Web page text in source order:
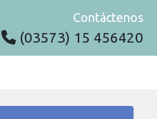
Contáctenos
(03573) 15 456420